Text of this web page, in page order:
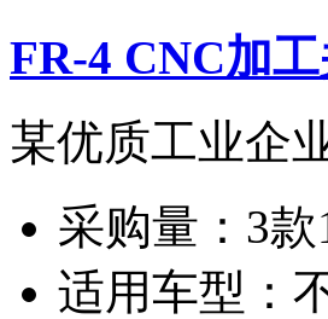
FR-4 CNC加
某优质工业企
采购量： 3款
适用车型：